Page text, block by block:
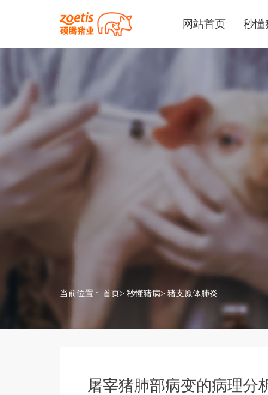
网站首页 秒懂
当前位置 : 首页> 秒懂猪病> 猪支原体肺炎
屠宰猪肺部病变的病理